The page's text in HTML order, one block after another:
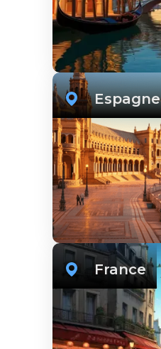
Espagne
France